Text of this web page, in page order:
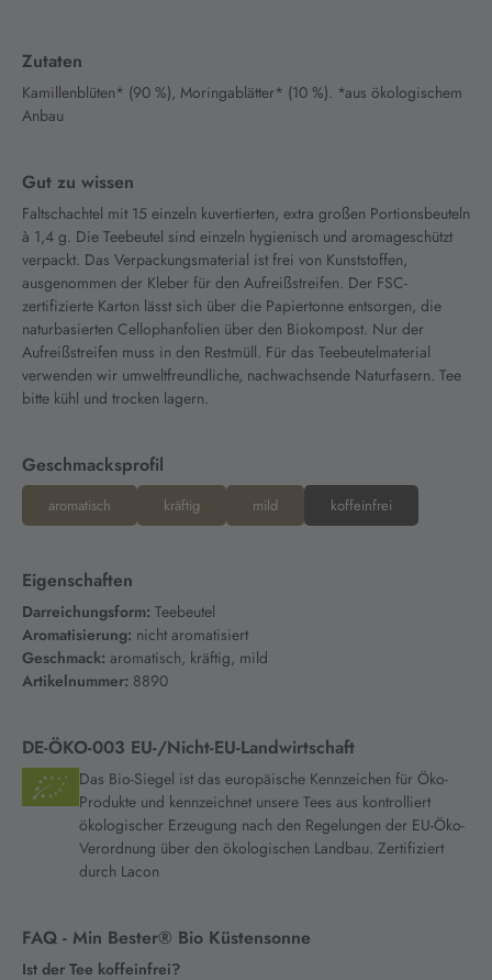
Zutaten
Kamillenblüten* (90 %), Moringablätter* (10 %). *aus ökologischem
Anbau
Gut zu wissen
Faltschachtel mit 15 einzeln kuvertierten, extra großen Portionsbeuteln
à 1,4 g. Die Teebeutel sind einzeln hygienisch und aromageschützt
verpackt. Das Verpackungsmaterial ist frei von Kunststoffen,
ausgenommen der Kleber für den Aufreißstreifen. Der FSC-
zertifizierte Karton lässt sich über die Papiertonne entsorgen, die
naturbasierten Cellophanfolien über den Biokompost. Nur der
Aufreißstreifen muss in den Restmüll. Für das Teebeutelmaterial
verwenden wir umweltfreundliche, nachwachsende Naturfasern. Tee
bitte kühl und trocken lagern.
Geschmacksprofil
aromatisch kräftig mild koffeinfrei
Eigenschaften
Darreichungsform: Teebeutel
Aromatisierung: nicht aromatisiert
Geschmack: aromatisch, kräftig, mild
Artikelnummer: 8890
DE-ÖKO-003 EU-/Nicht-EU-Landwirtschaft
Das Bio-Siegel ist das europäische Kennzeichen für Öko-
Produkte und kennzeichnet unsere Tees aus kontrolliert
ökologischer Erzeugung nach den Regelungen der EU-Öko-
Verordnung über den ökologischen Landbau. Zertifiziert
durch Lacon
FAQ - Min Bester® Bio Küstensonne
Ist der Tee koffeinfrei?